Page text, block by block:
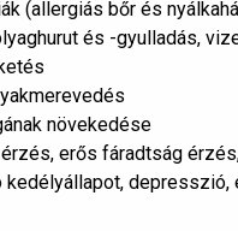
(allergiás bőr és
és -gyulladás,
növekedése
erős fáradtság
depresszió,